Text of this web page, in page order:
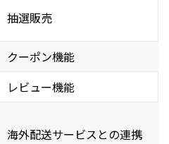
抽選販売
クーポン機能
レビュー機能
海外配送サービスとの連携